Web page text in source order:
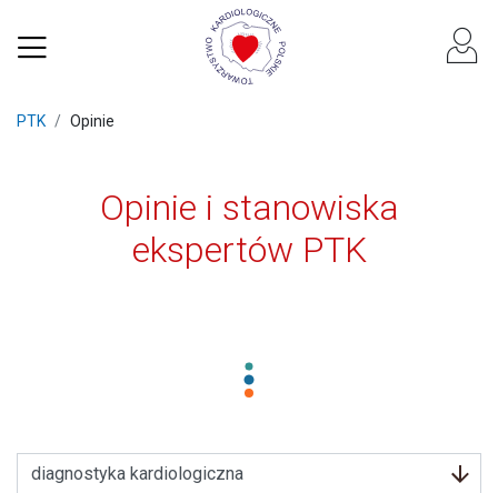
PTK Opinie
Opinie i stanowiska
ekspertów PTK